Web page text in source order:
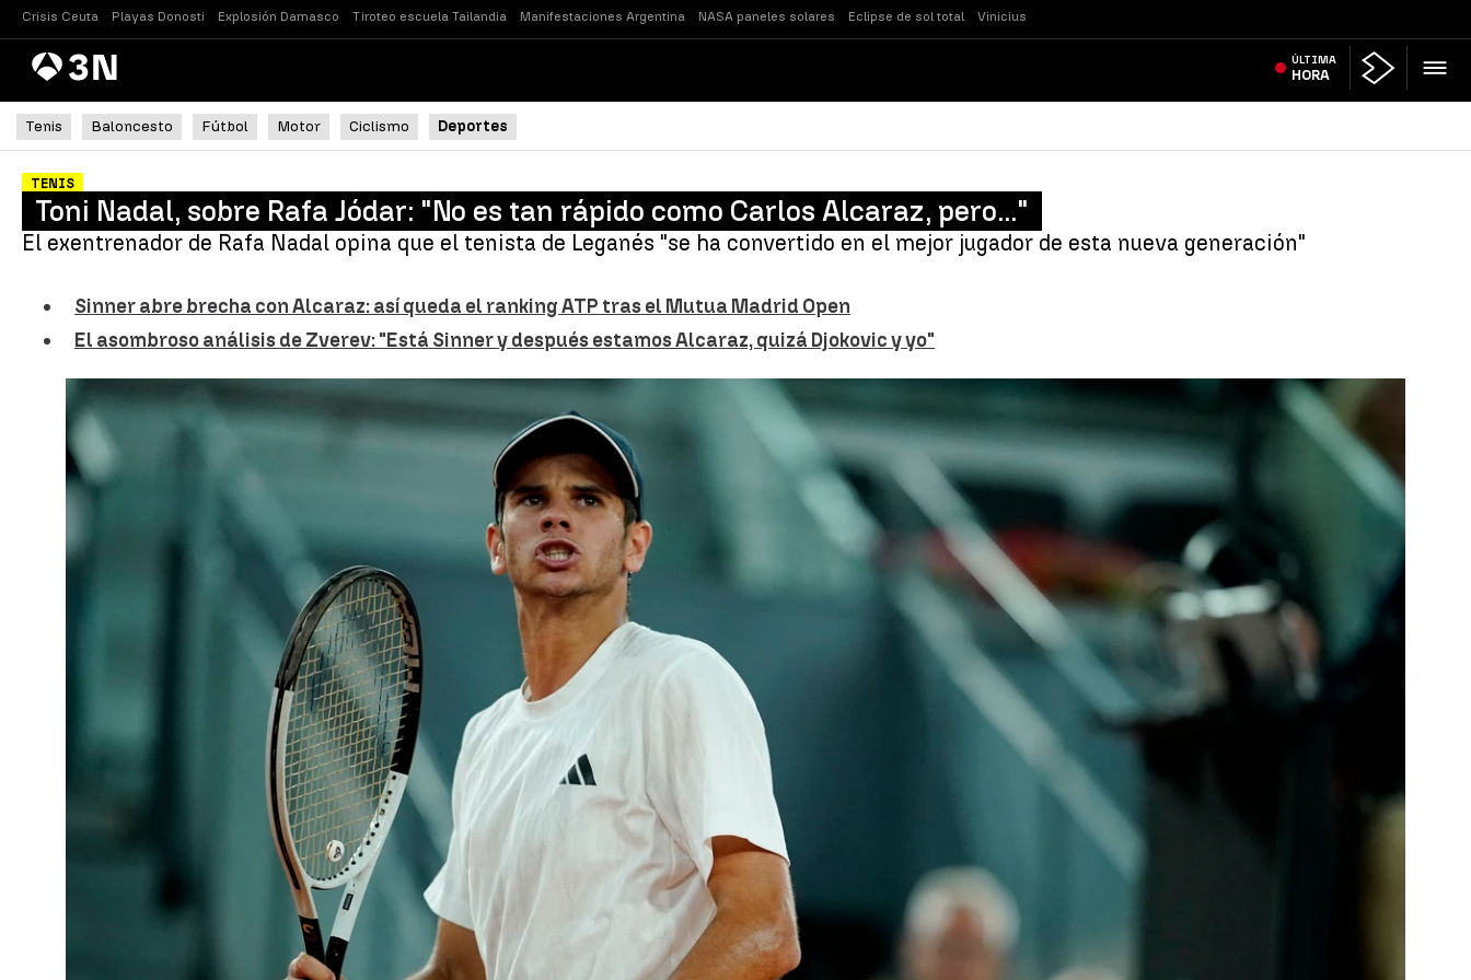
Crisis Ceuta Playas Donosti Explosión Damasco Tiroteo escuela Tailandia Manifestaciones Argentina NASA paneles solares Eclipse de sol total Vinicius
AntenaNoticias ÚLTIMA
HORA
Tenis Baloncesto Fútbol Motor Ciclismo Deportes
TENIS
Toni Nadal, sobre Rafa Jódar: "No es tan rápido como Carlos Alcaraz, pero..."
El exentrenador de Rafa Nadal opina que el tenista de Leganés "se ha convertido en el mejor jugador de esta nueva generación"
Sinner abre brecha con Alcaraz: así queda el ranking ATP tras el Mutua Madrid Open
El asombroso análisis de Zverev: "Está Sinner y después estamos Alcaraz, quizá Djokovic y yo"